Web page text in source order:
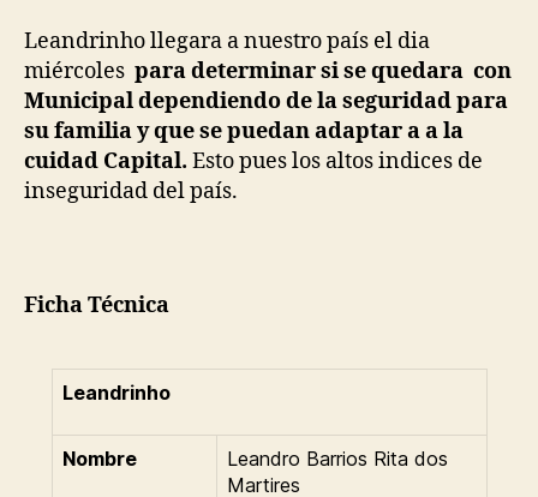
Leandrinho llegara a nuestro país el dia
miércoles para determinar si se quedara con
Municipal dependiendo de la seguridad para
su familia y que se puedan adaptar a a la
cuidad Capital. Esto pues los altos indices de
inseguridad del país.
Ficha Técnica
Leandrinho
Nombre
Leandro Barrios Rita dos
Martires